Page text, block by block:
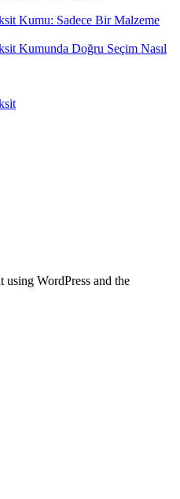
Kumu: Sadece Bir Malzeme
Kumunda Doğru Seçim Nasıl
WordPress and the